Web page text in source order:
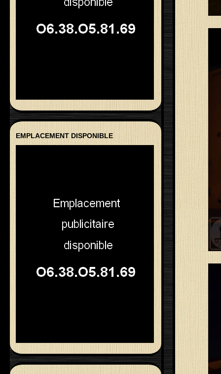
EMPLACEMENT DISPONIBLE